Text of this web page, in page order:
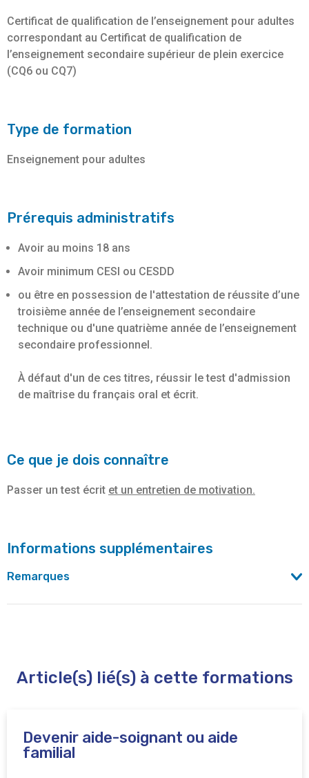
Certificat de qualification de l’enseignement pour adultes
correspondant au Certificat de qualification de
l’enseignement secondaire supérieur de plein exercice
(CQ6 ou CQ7)
Type de formation
Enseignement pour adultes
Prérequis administratifs
Avoir au moins 18 ans
Avoir minimum CESI ou CESDD
ou être en possession de l'attestation de réussite d’une
troisième année de l’enseignement secondaire
technique ou d'une quatrième année de l’enseignement
secondaire professionnel.
À défaut d'un de ces titres, réussir le test d'admission
de maîtrise du français oral et écrit.
Ce que je dois connaître
Passer un test écrit et un entretien de motivation.
Informations supplémentaires
Remarques
"complément de formation générale en vue de l'obtention
Article(s) lié(s) à cette formations
Devenir aide-soignant ou aide
familial